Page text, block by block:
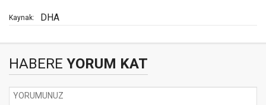
Kaynak: DHA
HABERE YORUM KAT